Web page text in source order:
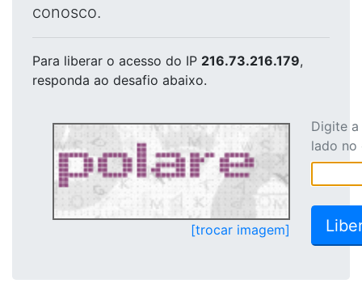
conosco.
Para liberar o acesso do IP 216.73.216.179,
responda ao desafio abaixo.
[trocar imagem]
Digite
lado no